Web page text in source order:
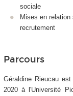
sociale
Mises en
recrutement
Parcours
Géraldine Rieucau
2020 à l'Université